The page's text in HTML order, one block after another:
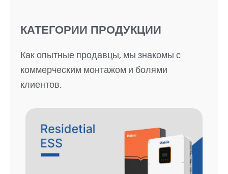
КАТЕГОРИИ ПРОДУКЦИИ
Как опытные продавцы, мы знакомы с
коммерческим монтажом и болями
клиентов.